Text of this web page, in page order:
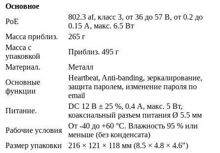
Основное
PoE
802.3 af, класс 3, от 36 до 57 В, от 0.2 до
0.15 А, макс. 6.5 Вт
Масса приблиз.
265 г
Масса с
упаковкой
Приблиз. 495 г
Материал.
Металл
Основные
функции
Heartbeat, Anti-banding, зеркалирование,
защита паролем, изменение пароля по
email
Питание.
DC 12 В ± 25 %, 0.4 А, макс. 5 Вт,
коаксиальный разъем питания Ø 5.5 мм
Рабочие условия
От -40 до +60 °C. Влажность 95 % или
меньше (без конденсата)
Размер упаковки
216 × 121 × 118 мм (8.5 × 4.8 × 4.6″)